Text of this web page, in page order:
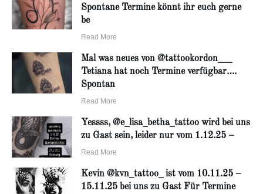
Spontane Termine könnt ihr euch gerne
be
Read More
Mal was neues von @tattookordon___
Tetiana hat noch Termine verfügbar….
Spontan
Read More
Yessss, @e_lisa_betha_tattoo wird bei uns
zu Gast sein, leider nur vom 1.12.25 –
Read More
Kevin @kvn_tattoo_ ist vom 10.11.25 –
15.11.25 bei uns zu Gast Für Termine